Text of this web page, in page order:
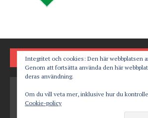
FÖLJ OSS PÅ
Integritet och cookies: Den här webbplatsen
Genom att fortsätta använda den här
deras användning.
Om du vill veta mer, inklusive hur du
Cookie-policy